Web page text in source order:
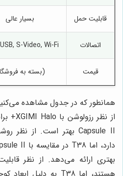
قابلیت حمل بسیار عالی
اتصالات S-Video, Wi-Fi
قیمت (بسته به
بهتری ارائه می‌دهد. از نظر